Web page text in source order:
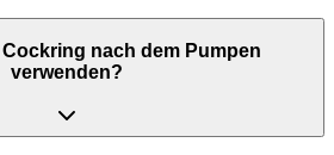
nach dem Pumpen
verwenden?